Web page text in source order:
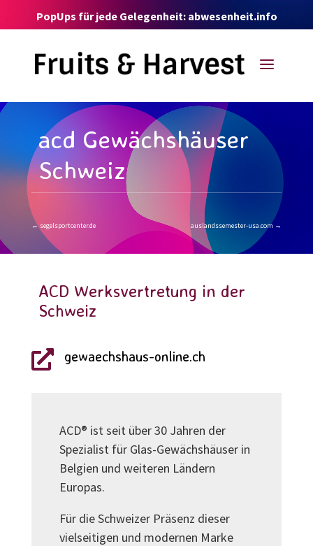
Player
PopUps für jede Gelegenheit: abwesenheit.info
a
Video-
acd Gewächshäuser
Schweiz
←segelsportcenter.de auslandssemester-usa.com →
ACD Werksvertretung in der
Schweiz
 gewaechshaus-online.ch
ACD® ist seit über 30 Jahren der
Spezialist für Glas-Gewächshäuser in
Belgien und weiteren Ländern
Europas.
Für die Schweizer Präsenz dieser
vielseitigen und modernen Marke